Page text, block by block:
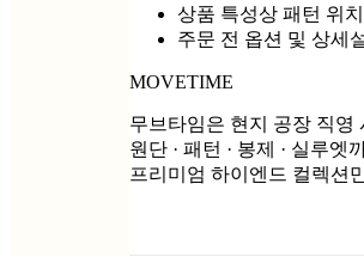
상품 특성상 패턴 위
주문 전 옵션 및 상세
MOVETIME
무브타임은 현지 공장 직영
원단 · 패턴 · 봉제 · 실루엣
프리미엄 하이엔드 컬렉션